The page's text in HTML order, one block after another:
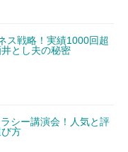
ス戦略！実績1000回超
とし夫の秘密
シー講演会！人気と評
方